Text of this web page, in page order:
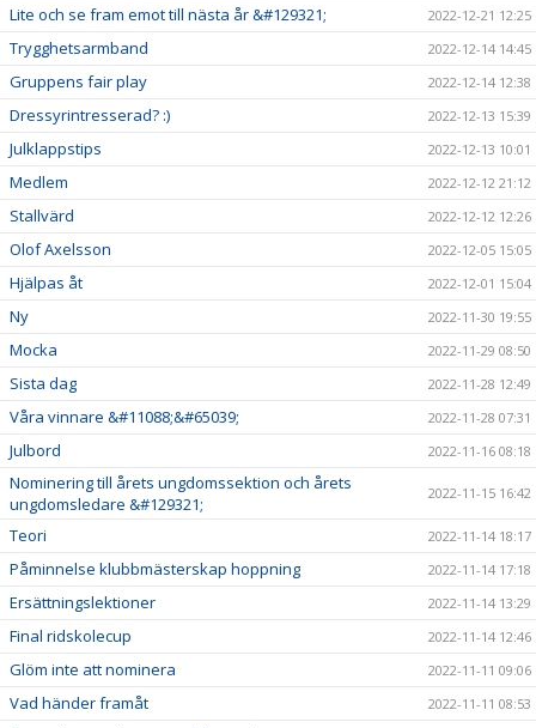
Lite och se fram emot till nästa år &#129321; 2022-12-21 12:25
Trygghetsarmband 2022-12-14 14:45
Gruppens fair play 2022-12-14 12:38
Dressyrintresserad? :) 2022-12-13 15:39
Julklappstips 2022-12-13 10:01
Medlem 2022-12-12 21:12
Stallvärd 2022-12-12 12:26
Olof Axelsson 2022-12-05 15:05
Hjälpas åt 2022-12-01 15:04
Ny 2022-11-30 19:55
Mocka 2022-11-29 08:50
Sista dag 2022-11-28 12:49
Våra vinnare &#11088;&#65039; 2022-11-28 07:31
Julbord 2022-11-16 08:18
Nominering till årets ungdomssektion och årets
ungdomsledare &#129321;
2022-11-15 16:42
Teori 2022-11-14 18:17
Påminnelse klubbmästerskap hoppning 2022-11-14 17:18
Ersättningslektioner 2022-11-14 13:29
Final ridskolecup 2022-11-14 12:46
Glöm inte att nominera 2022-11-11 09:06
Vad händer framåt 2022-11-11 08:53